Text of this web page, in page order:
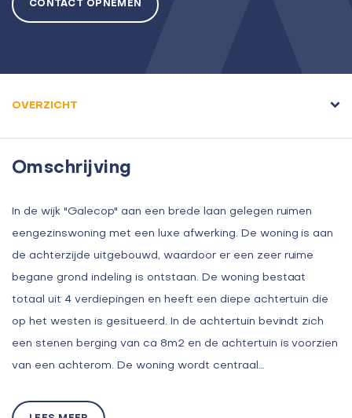
CONTACT OPNEMEN
OVERZICHT
Omschrijving
In de wijk "Galecop" aan een brede laan gelegen ruimen
eengezinswoning met een luxe afwerking. De woning is aan
de achterzijde uitgebouwd, waardoor er een zeer ruime
begane grond indeling is ontstaan. De woning bestaat
totaal uit 4 verdiepingen en heeft een diepe achtertuin die
op het westen is gesitueerd. In de achtertuin bevindt zich
een stenen berging van ca 8m2 en de achtertuin is voorzien
van een achterom. De woning wordt centraal…